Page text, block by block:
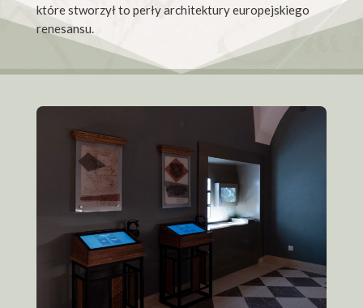
które stworzył to perły architektury europejskiego
renesansu.